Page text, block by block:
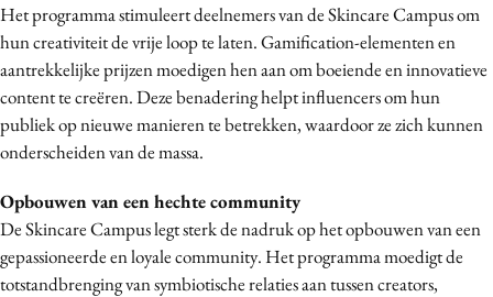
Het programma stimuleert deelnemers van de Skincare Campus om
hun creativiteit de vrije loop te laten. Gamification-elementen en
aantrekkelijke prijzen moedigen hen aan om boeiende en innovatieve
content te creëren. Deze benadering helpt influencers om hun
publiek op nieuwe manieren te betrekken, waardoor ze zich kunnen
onderscheiden van de massa.
Opbouwen van een hechte community
De Skincare Campus legt sterk de nadruk op het opbouwen van een
gepassioneerde en loyale community. Het programma moedigt de
totstandbrenging van symbiotische relaties aan tussen creators,